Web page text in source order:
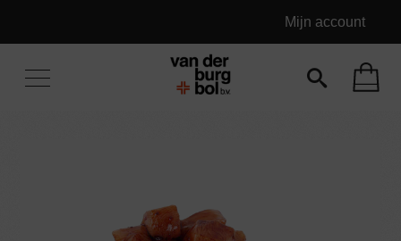
Mijn account